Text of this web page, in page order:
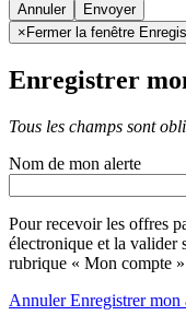
Annuler
× Fermer la fenêtre
Enregistrer
Tous les champs sont
Nom de mon alerte
Pour recevoir les offres
électronique et la valider
rubrique « Mon compte »
AnnulerEnregistrer mon